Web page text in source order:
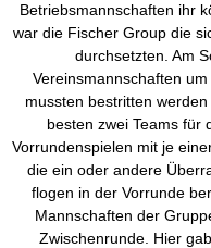
Betriebsmannschaften ihr
war die Fischer Group die
durchsetzten. Am
Vereinsmannschaften
mussten bestritten
besten zwei Teams für
Vorrundenspielen mit je
die ein oder andere
flogen in der Vorrunde
Mannschaften der
Zwischenrunde. Hier